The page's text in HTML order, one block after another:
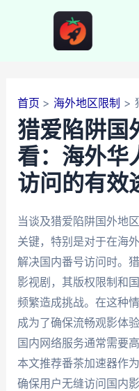
首页 海外地区限制
猎爱陷阱国
看：海外华
访问的有效
当谈及猎爱陷阱国外地
关键，特别是对于在海
解决国内番号访问时。
影视剧，其版权限制和
频繁造成挑战。在这种
成为了确保流畅观影体
国内网络服务通常需要
本文推荐番茶加速器作
确保用户无缝访问国内影